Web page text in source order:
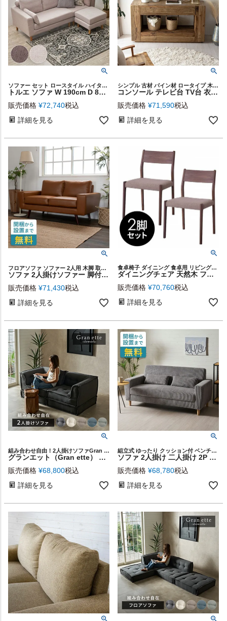
ソファー セット ロースタイル ハイタイプ 2.5人掛け
トルエ ソファ W 190cm D 80cm H 82cm ベージュ ブラウン カウチソファ 家具 ソファセット [91543]【 カウチ オットマン 木 ウッド フレーム フェザー カバー取り外し おしゃれ シンプル モダン ナチュラル 北欧 インテリア 組み立て カフェ リビング 脚付き 西海岸 】
販売価格 ¥72,740税込
詳細を見る
シンプル 古材 パイン材 ロータイプ 木目調 1人暮らし
コンソール テレビ台 TV台 衣類収納 引き出し付き テレビボード TVボード オーディオ 本棚 飾り棚 収納家具 インテリア リビング ダイニング アンティーク調 収納ラック ビンテージ風 ヴィンテージ風 収納棚 収納 家具 かざり台 天然木 木製 古材 西海岸 [91556]
販売価格 ¥71,590税込
詳細を見る
フロアソファ ソファー 2人用 木脚 取り外し リビング キャメル
ソファ 2人掛けソファー 脚付き 幅150cm 合皮 レザー ポケットコイル ブラウン 茶 91171 【ソファ 二人掛け 2P ローソファ ロータイプ リビング ダイニング おしゃれ ヴィンテージ 合成皮革 西海岸 レトロ アンティーク】
販売価格 ¥71,430税込
詳細を見る
食卓椅子 ダイニング 食卓用 リビングチェア おしゃれ
ダイニングチェア 天然木 ファブリック ウォールナット 2脚セット 椅子 チェアー 木製チェア 布張り おしゃれ 北欧 在宅勤務 [set-91218]
販売価格 ¥70,760税込
詳細を見る
組み合わせ自由！2人掛けソファGran ette
グランエット（Gran ette） 2人掛けソファ(4ピースセット) [stc-ge-2p-a]
販売価格 ¥68,800税込
詳細を見る
組立式 ゆったり クッション付 ベンチチェア 肘掛けあり 背もたれあり 幅163cm 応接間 座椅子 カップル 一人暮らし ワンルーム ファミリー 模様替え 新生活 コンパクト プレゼント
ソファ 2人掛け 二人掛け 2P 天然木 ウッド 木製 約 W163cm D76cm H76cm SH41cm ソファー ローソファ ローソファー ひじ掛け ファブリック ハイバック リビング ダイニング カフェ 店舗 ナチュラル 布張り 北欧 おしゃれ モダン シンプル 家具 インテリア 西海岸 [91624]
販売価格 ¥68,780税込
詳細を見る